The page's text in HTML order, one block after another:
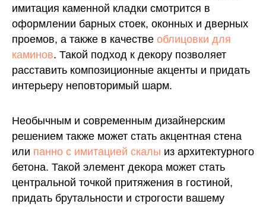
имитация каменной кладки смотрится в
оформлении барных стоек, оконных и дверных
проемов, а также в качестве облицовки для
каминов. Такой подход к декору позволяет
расставить композиционные акценты и придать
интерьеру неповторимый шарм.
Необычным и современным дизайнерским
решением также может стать акцентная стена
или панно с имитацией скалы из архитектурного
бетона. Такой элемент декора может стать
центральной точкой притяжения в гостиной,
придать брутальности и строгости вашему